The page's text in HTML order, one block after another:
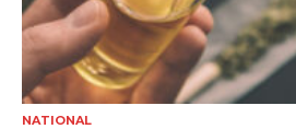
NATIONAL